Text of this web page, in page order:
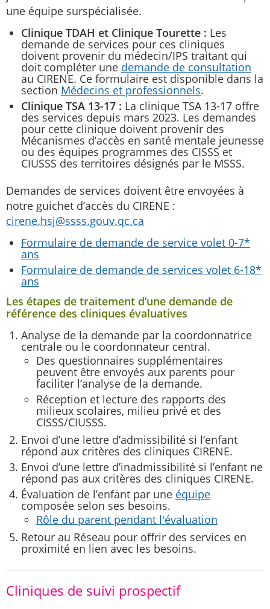
une équipe surspécialisée.
Clinique TDAH et Clinique Tourette : Les
demande de services pour ces cliniques
doivent provenir du médecin/IPS traitant qui
doit compléter une demande de consultation
au CIRENE. Ce formulaire est disponible dans la
section Médecins et professionnels.
Clinique TSA 13-17 : La clinique TSA 13-17 offre
des services depuis mars 2023. Les demandes
pour cette clinique doivent provenir des
Mécanismes d’accès en santé mentale jeunesse
ou des équipes programmes des CISSS et
CIUSSS des territoires désignés par le MSSS.
Demandes de services doivent être envoyées à
notre guichet d’accès du CIRENE :
cirene.hsj@ssss.gouv.qc.ca
Formulaire de demande de service volet 0-7*
ans
Formulaire de demande de services volet 6-18*
ans
Les étapes de traitement d’une demande de
référence des cliniques évaluatives
Analyse de la demande par la coordonnatrice
centrale ou le coordonnateur central.
Des questionnaires supplémentaires
peuvent être envoyés aux parents pour
faciliter l’analyse de la demande.
Réception et lecture des rapports des
milieux scolaires, milieu privé et des
CISSS/CIUSSS.
Envoi d’une lettre d’admissibilité si l’enfant
répond aux critères des cliniques CIRENE.
Envoi d’une lettre d’inadmissibilité si l’enfant ne
répond pas aux critères des cliniques CIRENE.
Évaluation de l’enfant par une équipe
composée selon ses besoins.
Rôle du parent pendant l'évaluation
Retour au Réseau pour offrir des services en
proximité en lien avec les besoins.
Cliniques de suivi prospectif